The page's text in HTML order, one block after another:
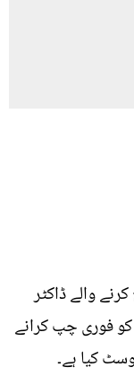
کرنے والے ڈاکٹر
کو فوری چپ کرانے
کیا ہے۔